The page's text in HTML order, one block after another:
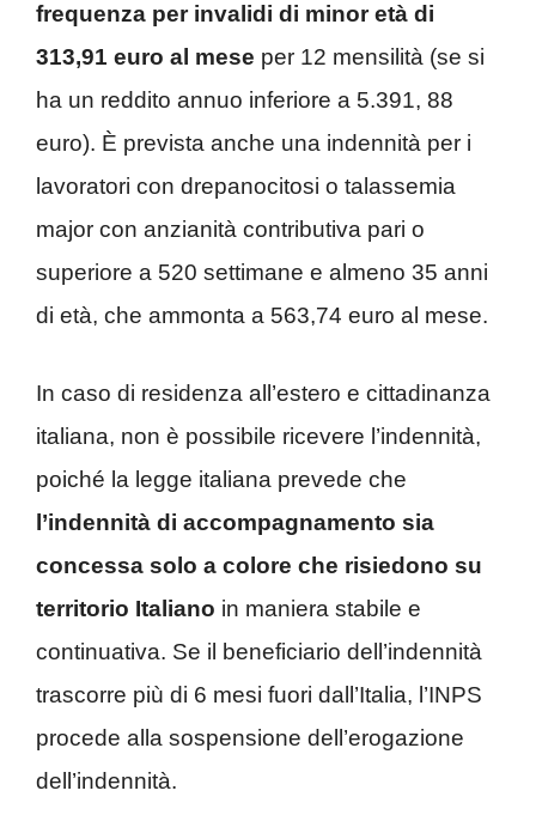
frequenza per invalidi di minor età di
313,91 euro al mese per 12 mensilità (se si
ha un reddito annuo inferiore a 5.391, 88
euro). È prevista anche una indennità per i
lavoratori con drepanocitosi o talassemia
major con anzianità contributiva pari o
superiore a 520 settimane e almeno 35 anni
di età, che ammonta a 563,74 euro al mese.
In caso di residenza all’estero e cittadinanza
italiana, non è possibile ricevere l’indennità,
poiché la legge italiana prevede che
l’indennità di accompagnamento sia
concessa solo a colore che risiedono su
territorio Italiano in maniera stabile e
continuativa. Se il beneficiario dell’indennità
trascorre più di 6 mesi fuori dall’Italia, l’INPS
procede alla sospensione dell’erogazione
dell’indennità.